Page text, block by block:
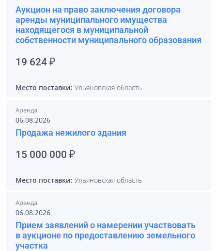
Аукцион на право заключения договора
аренды муниципального имущества
находящегося в муниципальной
собственности муниципального образования
19 624 ₽
Место поставки: Ульяновская область
Аренда
06.08.2026
Продажа нежилого здания
15 000 000 ₽
Место поставки: Ульяновская область
Аренда
06.08.2026
Прием заявлений о намерении участвовать
в аукционе по предоставлению земельного
участка